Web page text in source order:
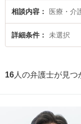
す。『新潟県で土日や夜間
士に相談したい』『歯科治
検索したい』『初回相談無
相談内容 医療・介
詳細条件 未選択
16 人の弁護士が見つ